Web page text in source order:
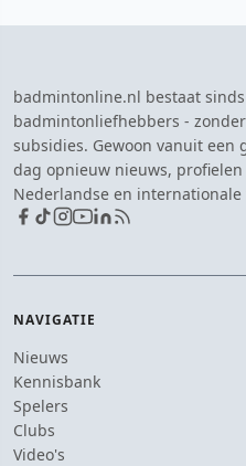
badmintonline.nl bestaat
badmintonliefhebbers -
subsidies. Gewoon vanuit een
dag opnieuw nieuws,
Nederlandse en
NAVIGATIE
Nieuws
Kennisbank
Spelers
Clubs
Video's